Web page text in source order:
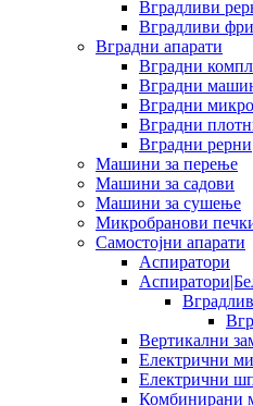
Вградливи
Вградливи
Вградни апарати
Вградни
Вградни
Вградни
Вградни
Вградни рерни
Машини за перење
Машини за садови
Машини за сушење
Микробранови
Самостојни апарати
Аспиратори
Вертикални
Електрични
Електрични
Комбинирани